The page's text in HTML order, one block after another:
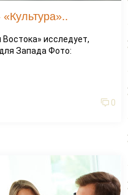
«Культура»..
исследует,
Запада Фото:
0